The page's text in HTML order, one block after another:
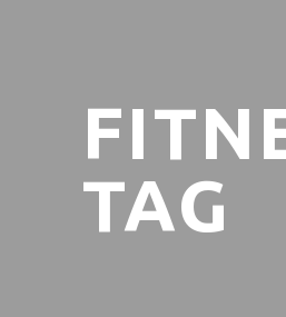
TAG